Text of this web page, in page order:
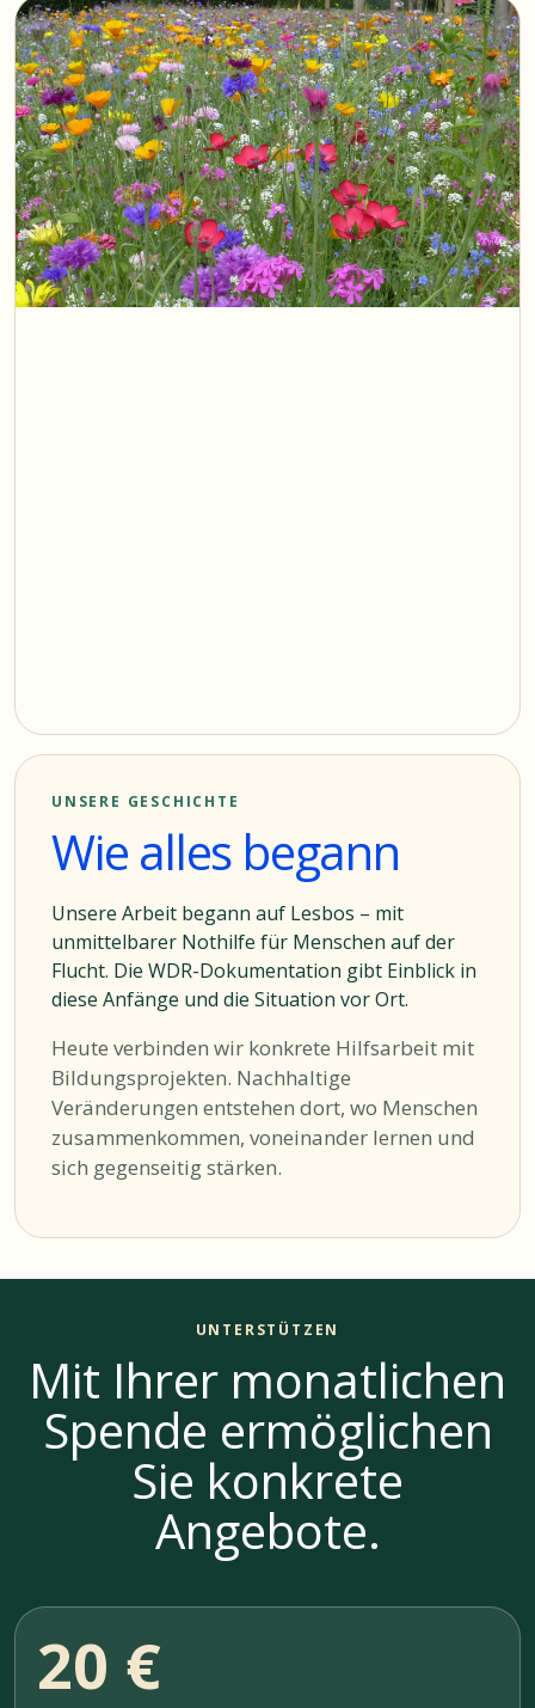
UNSERE GESCHICHTE
Wie alles begann
Unsere Arbeit begann auf Lesbos – mit
unmittelbarer Nothilfe für Menschen auf der
Flucht. Die WDR-Dokumentation gibt Einblick in
diese Anfänge und die Situation vor Ort.
Heute verbinden wir konkrete Hilfsarbeit mit
Bildungsprojekten. Nachhaltige
Veränderungen entstehen dort, wo Menschen
zusammenkommen, voneinander lernen und
sich gegenseitig stärken.
UNTERSTÜTZEN
Mit Ihrer monatlichen
Spende ermöglichen
Sie konkrete
Angebote.
20 €